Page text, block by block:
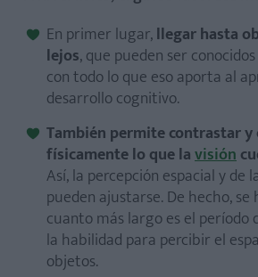
En primer lugar,llegar hasta
lejos, que pueden ser
con todo lo que eso aporta al
desarrollo cognitivo.
También permite contrastar
físicamente lo que lavisión
Así, la percepción espacial y de
pueden ajustarse. De hecho,
cuanto más largo es el período
la habilidad para percibir el
objetos.